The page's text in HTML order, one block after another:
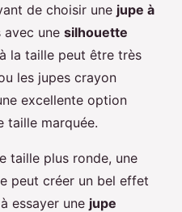
de choisir une jupe à
avec une silhouette
la taille peut être très
les jupes crayon
excellente option
taille marquée.
taille plus ronde, une
peut créer un bel effet
essayer une jupe